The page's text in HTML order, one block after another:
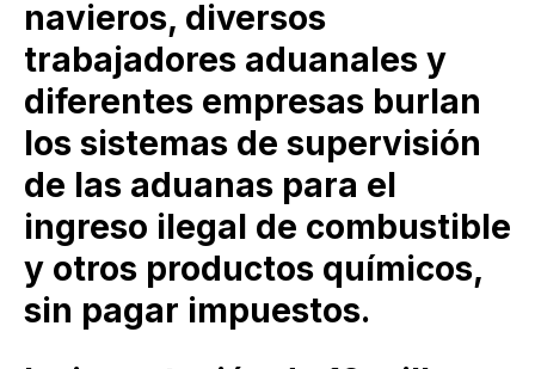
navieros, diversos
trabajadores aduanales y
diferentes empresas burlan
los sistemas de supervisión
de las aduanas para el
ingreso ilegal de combustible
y otros productos químicos,
sin pagar impuestos.